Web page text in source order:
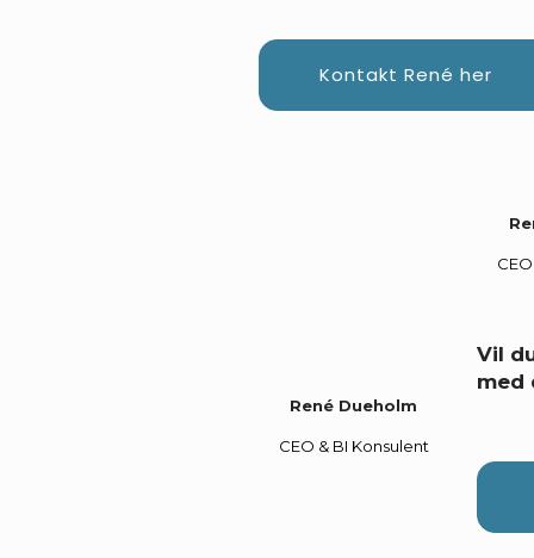
Kontakt René her
René Dueholm
CEO & BI Konsulent
Vil
med